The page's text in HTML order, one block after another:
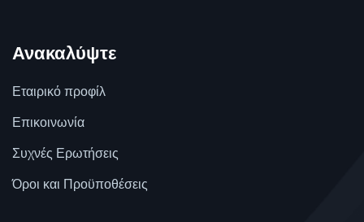
Ανακαλύψτε
Εταιρικό προφίλ
Επικοινωνία
Συχνές Ερωτήσεις
Όροι και Προϋποθέσεις